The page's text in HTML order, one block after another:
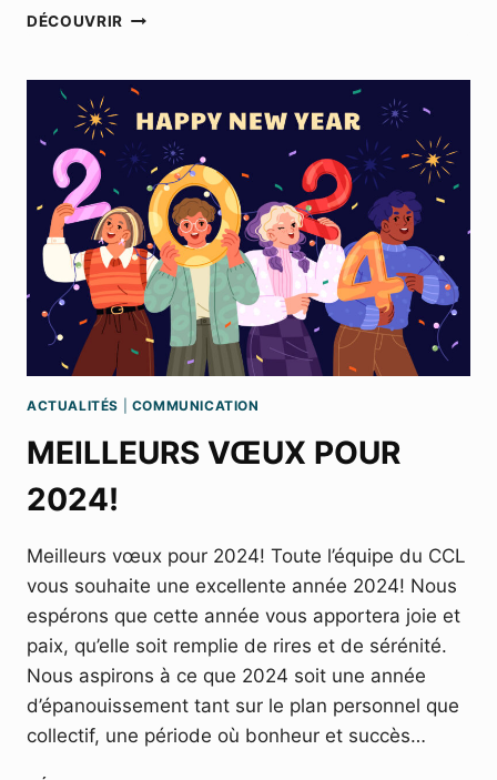
DÉCOUVRIR NOUVELLES
SERVICES
EN
LIGNE
POUR
LA
RENTRÉE
2024!
ACTUALITÉS COMMUNICATION
MEILLEURS VŒUX POUR
2024!
Meilleurs vœux pour 2024! Toute l’équipe du CCL
vous souhaite une excellente année 2024! Nous
espérons que cette année vous apportera joie et
paix, qu’elle soit remplie de rires et de sérénité.
Nous aspirons à ce que 2024 soit une année
d’épanouissement tant sur le plan personnel que
collectif, une période où bonheur et succès…